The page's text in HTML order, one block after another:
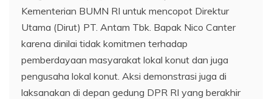
Kementerian BUMN RI untuk mencopot Direktur
Utama (Dirut) PT. Antam Tbk. Bapak Nico Canter
karena dinilai tidak komitmen terhadap
pemberdayaan masyarakat lokal konut dan juga
pengusaha lokal konut. Aksi demonstrasi juga di
laksanakan di depan gedung DPR RI yang berakhir